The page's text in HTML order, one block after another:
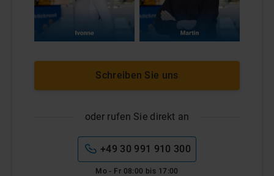
Schreiben Sie uns
oder rufen Sie direkt an
+49 30 991 910 300
Mo - Fr 08:00 bis 17:00